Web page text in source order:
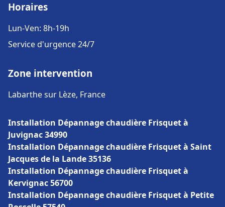
Horaires
Lun-Ven: 8h-19h
Service d'urgence 24/7
Zone intervention
Labarthe sur Lèze, France
Installation Dépannage chaudière Frisquet à
Juvignac 34990
Installation Dépannage chaudière Frisquet à Saint
Jacques de la Lande 35136
Installation Dépannage chaudière Frisquet à
Kervignac 56700
Installation Dépannage chaudière Frisquet à Petite